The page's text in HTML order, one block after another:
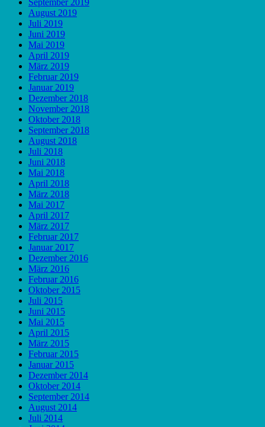
August 2019
Juli 2019
Juni 2019
Mai 2019
April 2019
März 2019
Februar 2019
Januar 2019
Dezember 2018
November 2018
Oktober 2018
September 2018
August 2018
Juli 2018
Juni 2018
Mai 2018
April 2018
März 2018
Mai 2017
April 2017
März 2017
Februar 2017
Januar 2017
Dezember 2016
März 2016
Februar 2016
Oktober 2015
Juli 2015
Juni 2015
Mai 2015
April 2015
März 2015
Februar 2015
Januar 2015
Dezember 2014
Oktober 2014
September 2014
August 2014
Juli 2014